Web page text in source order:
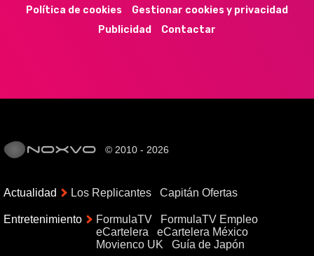
Política de cookies
Gestionar cookies y privacidad
Publicidad
Contactar
© 2010 - 2026
Actualidad Los Replicantes Capitán Ofertas
Entretenimiento FormulaTV
FormulaTV Empleo
eCartelera
eCartelera México
Movienco UK
Guía de Japón